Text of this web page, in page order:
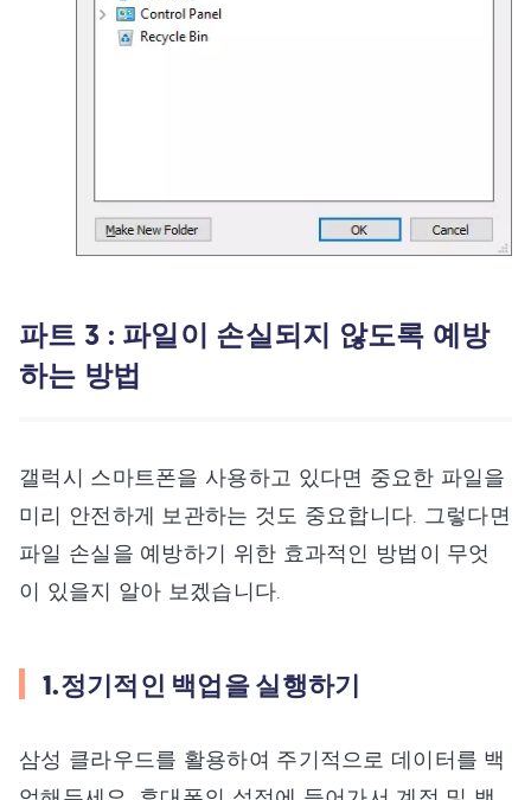
파트 3 : 파일이 손실되지 않도록 예방
하는 방법
갤럭시 스마트폰을 사용하고 있다면 중요한 파일을
미리 안전하게 보관하는 것도 중요합니다. 그렇다면
파일 손실을 예방하기 위한 효과적인 방법이 무엇
이 있을지 알아 보겠습니다.
1.정기적인 백업을 실행하기
삼성 클라우드를 활용하여 주기적으로 데이터를 백